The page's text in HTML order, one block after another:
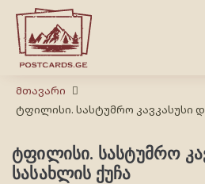
Მთავარი
ტფილისი. სასტუმრო კავკასუსი
ტფილისი. სასტუმრო
სასახლის ქუჩა